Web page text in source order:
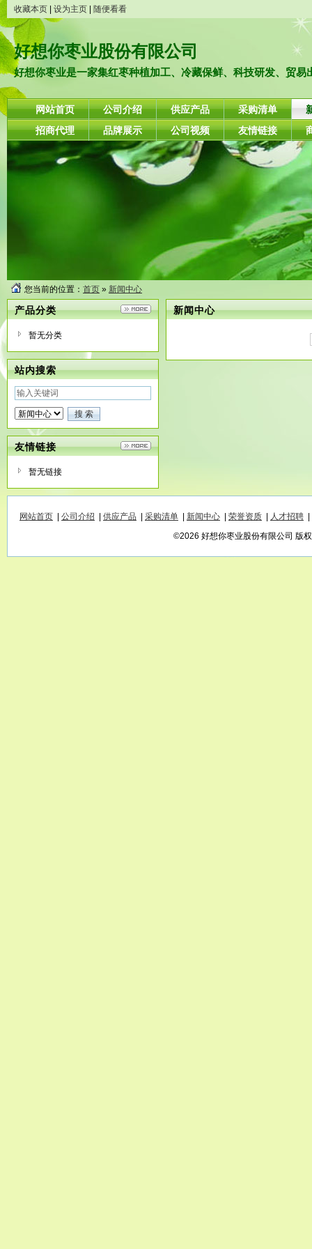
收藏本页 设为主页 随便看看
好想你枣业股份有限公司
好想你枣业是一家集红枣种植加工、冷藏保鲜、科技研发、贸易
网站首页 公司介绍 供应产品 采购清单
招商代理
品牌展示 公司视频 友情链接
您当前的位置： 首页 » 新闻中心
产品分类
暂无分类
站内搜索
友情链接
暂无链接
新闻中心
网站首页 公司介绍 供应产品 采购清单 新闻中心 荣誉资质 人才招聘
©2026 好想你枣业股份有限公司 版